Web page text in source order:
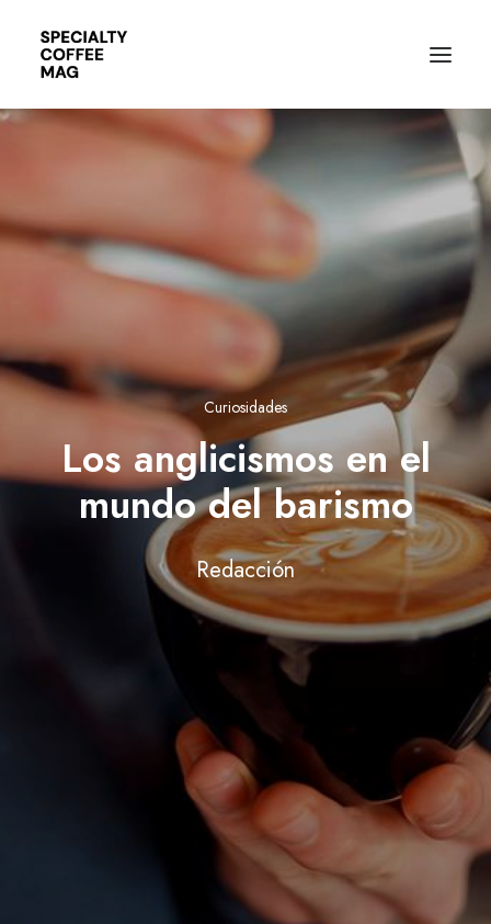
Curiosidades
Los anglicismos en el
mundo del barismo
Redacción